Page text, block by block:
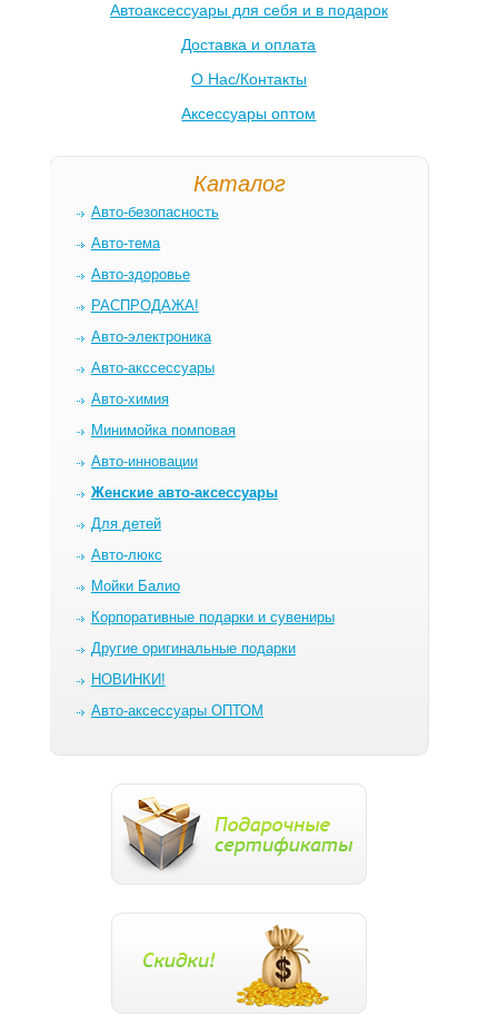
Автоаксессуары для себя и в подарок
Доставка и оплата
О Нас/Контакты
Аксессуары оптом
Каталог
Авто-безопасность
Авто-тема
Авто-здоровье
РАСПРОДАЖА!
Авто-электроника
Авто-акссессуары
Авто-химия
Минимойка помповая
Авто-инновации
Женские авто-аксессуары
Для детей
Авто-люкс
Мойки Балио
Корпоративные подарки и сувениры
Другие оригинальные подарки
НОВИНКИ!
Авто-аксессуары ОПТОМ